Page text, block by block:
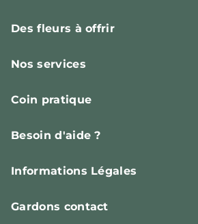
Des fleurs à offrir
Nos services
Coin pratique
Besoin d'aide ?
Informations Légales
Gardons contact